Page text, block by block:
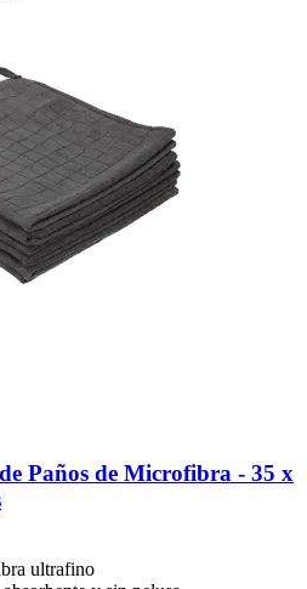
Paños de Microfibra -​ 35 x
ultrafino